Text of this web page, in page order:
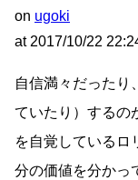
on ugoki
at 2017/10/22
自信満々だったり
ていたり）するの
を自覚しているロ
分の価値を分かっ